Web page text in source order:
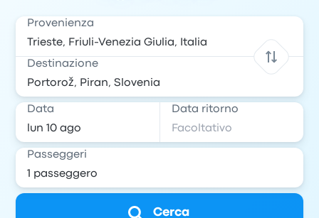
Provenienza
Destinazione
Data Data ritorno
Passeggeri
Cerca